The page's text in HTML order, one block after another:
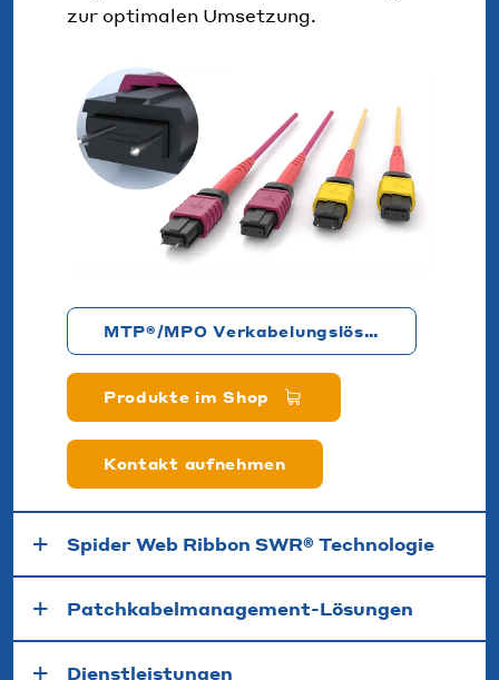
zur optimalen Umsetzung.
MTP®/MPO Verkabelungslösungen
Produkte im Shop
Kontakt aufnehmen
Spider Web Ribbon SWR® Technologie
Patchkabelmanagement-Lösungen
Dienstleistungen